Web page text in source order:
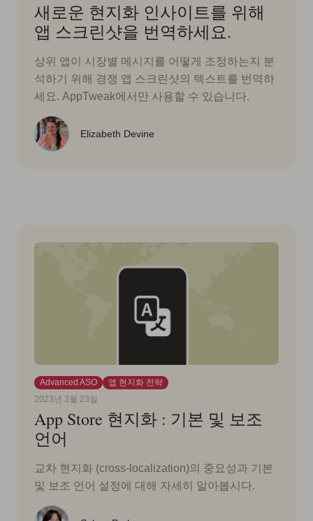
새로운 현지화 인사이트를 위해
앱 스크린샷을 번역하세요.
상위 앱이 시장별 메시지를 어떻게 조정하는지 분
석하기 위해 경쟁 앱 스크린샷의 텍스트를 번역하
세요. AppTweak에서만 사용할 수 있습니다.
Elizabeth Devine
Advanced ASO
앱 현지화 전략
2023년 3월 23일
App Store 현지화 : 기본 및 보조
언어
교차 현지화 (cross-localization)의 중요성과 기본
및 보조 언어 설정에 대해 자세히 알아봅시다.